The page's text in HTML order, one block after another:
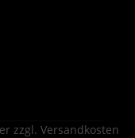
zzgl. Versandkosten